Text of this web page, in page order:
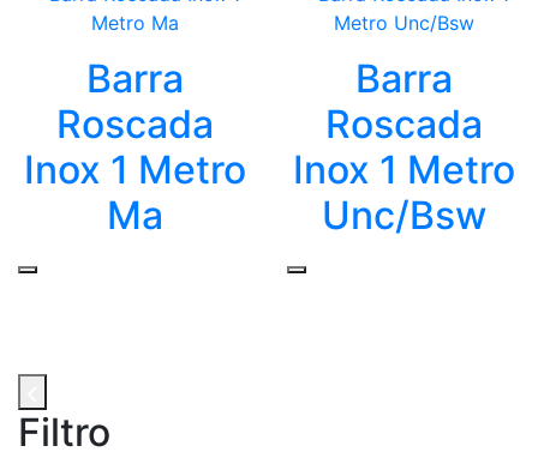
Barra
Roscada
Inox 1 Metro
Ma
Barra
Roscada
Inox 1 Metro
Unc/Bsw
Filtro